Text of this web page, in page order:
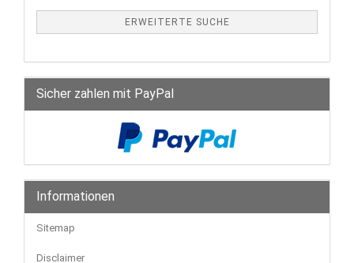
ERWEITERTE SUCHE
Sicher zahlen mit PayPal
Informationen
Sitemap
Disclaimer